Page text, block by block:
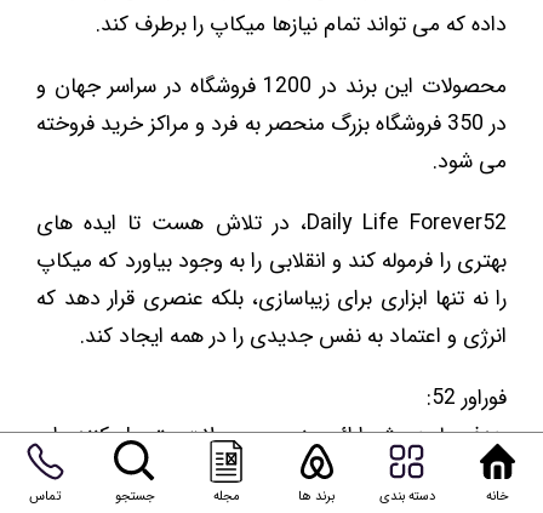
است که در طول سال‌ها تکامل یافته است تا با تولید
جهان قابل دسترس کند.
داده که می تواند تمام نیازها میکاپ را برطرف کند.
محصولات این برند در 1200 فروشگاه در سراسر جهان و
در 350 فروشگاه بزرگ منحصر به فرد و مراکز خرید فروخته
Daily Life Forever52، در تلاش هست تا ایده های
بهتری را فرموله کند و انقلابی را به وجود بیاورد که میکاپ
را نه تنها ابزاری برای زیباسازی، بلکه عنصری قرار دهد که
خانه دسته بندی برند ها مجله جستجو تماس